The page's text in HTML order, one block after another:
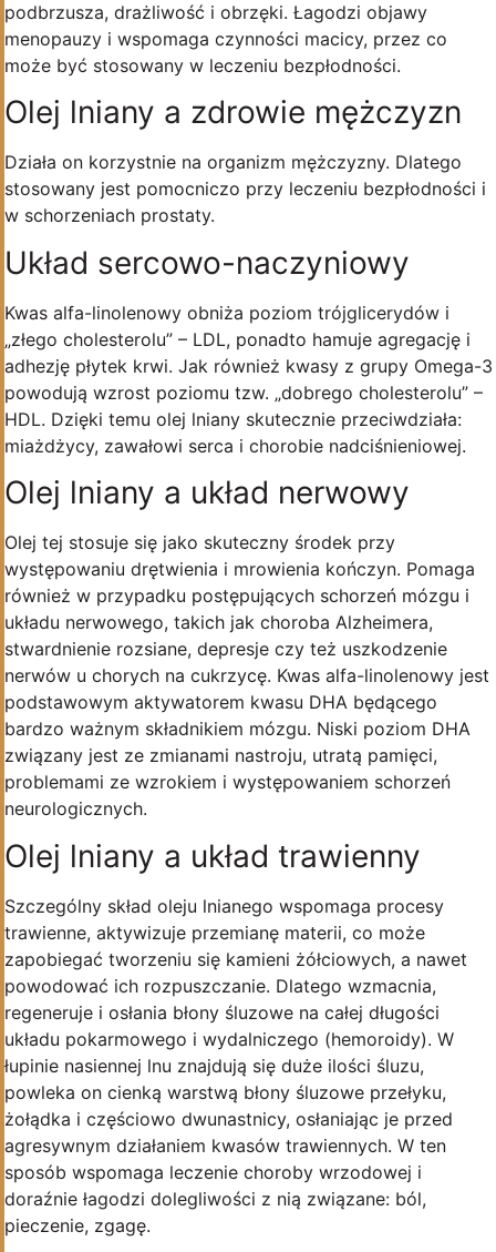
podbrzusza, drażliwość i obrzęki. Łagodzi objawy
menopauzy i wspomaga czynności macicy, przez co
może być stosowany w leczeniu bezpłodności.
Olej lniany a zdrowie mężczyzn
Działa on korzystnie na organizm mężczyzny. Dlatego
stosowany jest pomocniczo przy leczeniu bezpłodności i
w schorzeniach prostaty.
Układ sercowo-naczyniowy
Kwas alfa-linolenowy obniża poziom trójglicerydów i
„złego cholesterolu” – LDL, ponadto hamuje agregację i
adhezję płytek krwi. Jak również kwasy z grupy Omega-3
powodują wzrost poziomu tzw. „dobrego cholesterolu” –
HDL. Dzięki temu olej lniany skutecznie przeciwdziała:
miażdżycy, zawałowi serca i chorobie nadciśnieniowej.
Olej lniany a układ nerwowy
Olej tej stosuje się jako skuteczny środek przy
występowaniu drętwienia i mrowienia kończyn. Pomaga
również w przypadku postępujących schorzeń mózgu i
układu nerwowego, takich jak choroba Alzheimera,
stwardnienie rozsiane, depresje czy też uszkodzenie
nerwów u chorych na cukrzycę. Kwas alfa-linolenowy jest
podstawowym aktywatorem kwasu DHA będącego
bardzo ważnym składnikiem mózgu. Niski poziom DHA
związany jest ze zmianami nastroju, utratą pamięci,
problemami ze wzrokiem i występowaniem schorzeń
neurologicznych.
Olej lniany a układ trawienny
Szczególny skład oleju lnianego wspomaga procesy
trawienne, aktywizuje przemianę materii, co może
zapobiegać tworzeniu się kamieni żółciowych, a nawet
powodować ich rozpuszczanie. Dlatego wzmacnia,
regeneruje i osłania błony śluzowe na całej długości
układu pokarmowego i wydalniczego (hemoroidy). W
łupinie nasiennej lnu znajdują się duże ilości śluzu,
powleka on cienką warstwą błony śluzowe przełyku,
żołądka i częściowo dwunastnicy, osłaniając je przed
agresywnym działaniem kwasów trawiennych. W ten
sposób wspomaga leczenie choroby wrzodowej i
doraźnie łagodzi dolegliwości z nią związane: ból,
pieczenie, zgagę.